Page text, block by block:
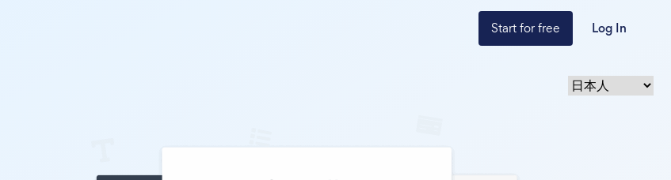
Start for free Log In